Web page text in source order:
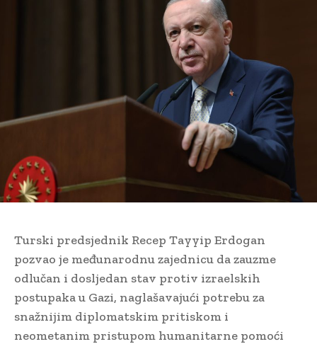
Turski predsjednik Recep Tayyip Erdogan
pozvao je međunarodnu zajednicu da zauzme
odlučan i dosljedan stav protiv izraelskih
postupaka u Gazi, naglašavajući potrebu za
snažnijim diplomatskim pritiskom i
neometanim pristupom humanitarne pomoći